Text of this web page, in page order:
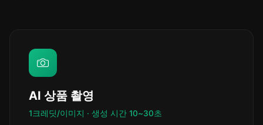
AI 상품 촬영
1크레딧/이미지 · 생성 시간 10~30초